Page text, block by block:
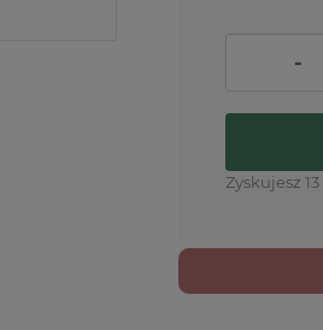
-
Zyskujesz 13